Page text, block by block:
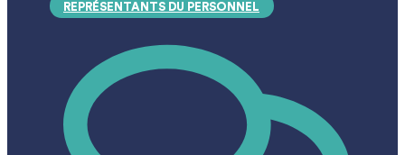
REPRÉSENTANTS DU PERSONNEL